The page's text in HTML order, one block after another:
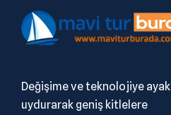
Değişime ve teknolojiye ayak
uydurarak geniş kitlelere